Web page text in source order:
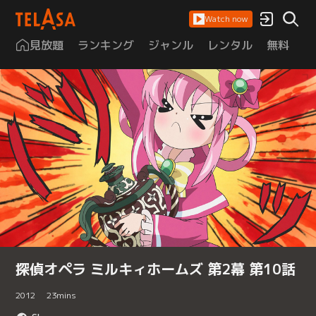
Watch now
見放題 ランキング ジャンル レンタル 無料
探偵オペラ ミルキィホームズ 第2幕 第10話
2012 23mins